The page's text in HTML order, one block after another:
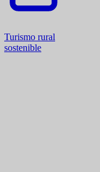
Turismo rural
sostenible